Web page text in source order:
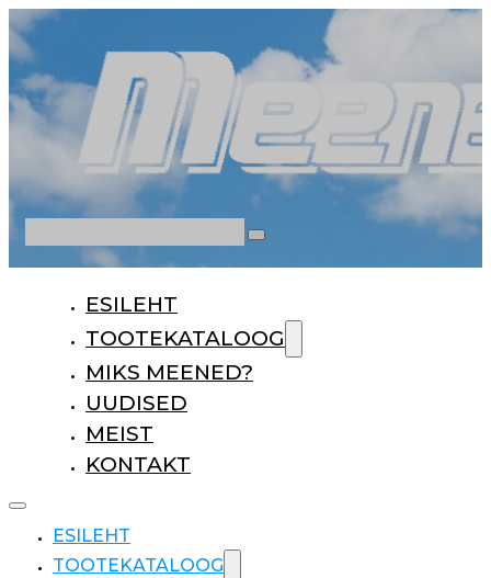
ESILEHT
TOOTEKATALOOG
MIKS MEENED?
UUDISED
MEIST
KONTAKT
ESILEHT
TOOTEKATALOOG